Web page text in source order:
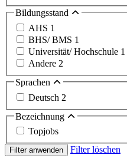
Bildungsstand
AHS 1
BHS/ BMS 1
Universität/ Hochschule 1
Andere 2
Sprachen
Deutsch 2
Bezeichnung
Topjobs
Filter anwenden Filter löschen